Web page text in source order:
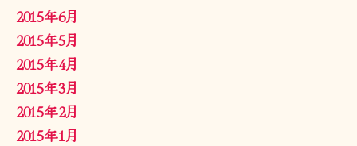
2015年6月
2015年5月
2015年4月
2015年3月
2015年2月
2015年1月